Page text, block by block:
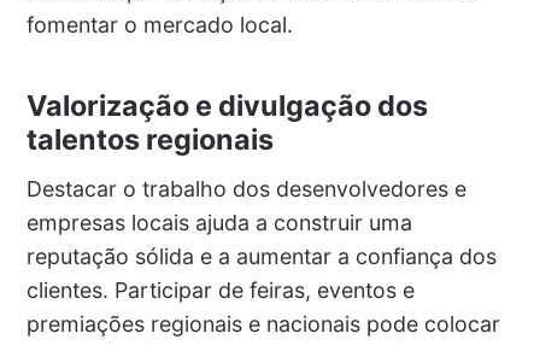
fomentar o mercado local.
Valorização e divulgação dos
talentos regionais
Destacar o trabalho dos desenvolvedores e
empresas locais ajuda a construir uma
reputação sólida e a aumentar a confiança dos
clientes. Participar de feiras, eventos e
premiações regionais e nacionais pode colocar